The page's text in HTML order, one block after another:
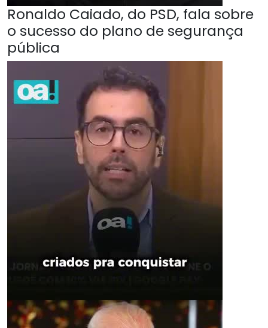
Ronaldo Caiado, do PSD, fala sobre
o sucesso do plano de segurança
pública